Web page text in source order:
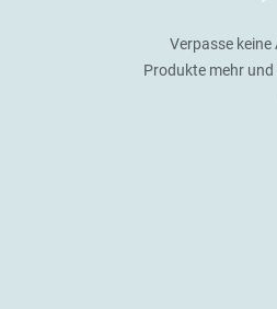
Verpasse
Produkte mehr